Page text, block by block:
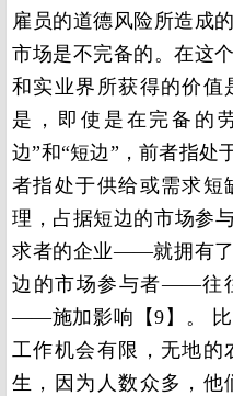
雇员的道德风险所造成
市场是不完备的。在这
和实业界所获得的价值
是，即使是在完备的
边”和“短边”，前者指处
者指处于供给或需求短
理，占据短边的市场参
求者的企业——就拥有
边的市场参与者——往
——施加影响【9】 。
工作机会有限，无地的
生，因为人数众多，他